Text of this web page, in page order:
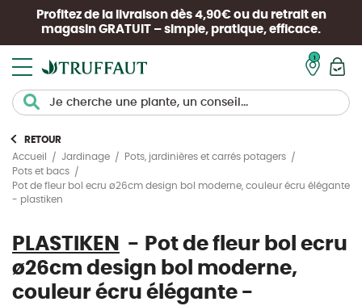
Profitez de la livraison dès 4,90€ ou du retrait en
magasin GRATUIT – simple, pratique, efficace.
RETOUR
Accueil
Jardinage
Pots, jardinières et carrés potagers
Pots et bacs
Pot de fleur bol ecru ø26cm design bol moderne, couleur écru élégante
- plastiken
PLASTIKEN
Pot de fleur bol ecru
ø26cm design bol moderne,
couleur écru élégante -